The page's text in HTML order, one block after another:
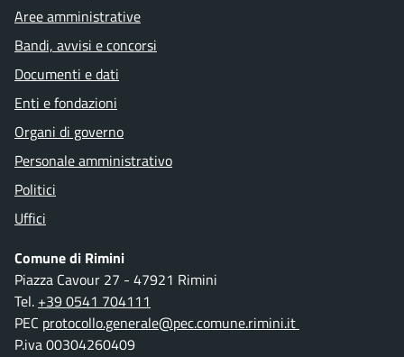
Aree amministrative
Bandi, avvisi e concorsi
Documenti e dati
Enti e fondazioni
Organi di governo
Personale amministrativo
Politici
Uffici
Comune di Rimini
Piazza Cavour 27 - 47921 Rimini
Tel. +39 0541 704111
PEC protocollo.generale@pec.comune.rimini.it
P.iva 00304260409